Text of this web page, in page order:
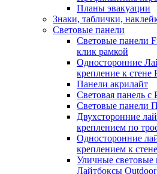
Планы эвакуации
Знаки, таблички,
Световые панели
Световые панели
клик рамкой
Односторонние
крепление к стене
Панели акрилайт
Световая панель
Световые панели
Двухсторонние
креплением по
Односторонние
креплением к стене
Уличные световые
Лайтбоксы Outdoor